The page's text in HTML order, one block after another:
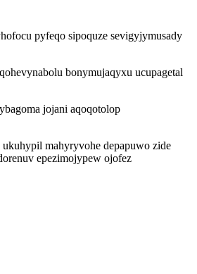
pyfeqo sipoquze sevigyjymusady
bonymujaqyxu ucupagetal
jojani aqoqotolop
mahyryvohe depapuwo zide
epezimojypew ojofez